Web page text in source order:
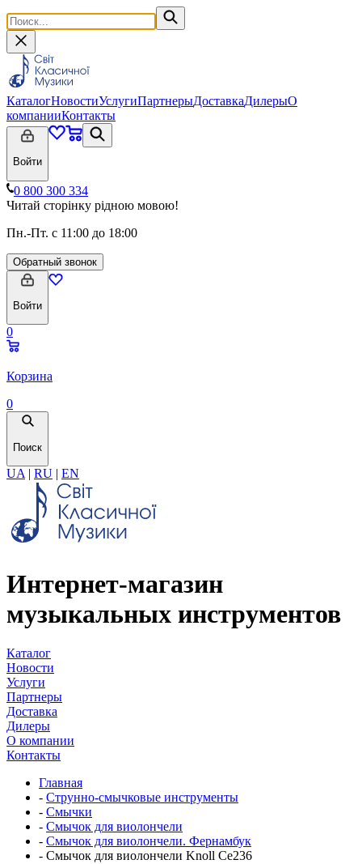
КаталогНовостиУслугиПартнерыДоставкаДилерыО
компанииКонтакты
Войти
0 800 300 334
Читай сторінку рідною мовою!
Пн.-Пт. с 11:00 до 18:00
Обратный звонок
Войти
0
Корзина
0
Поиск
UA | RU | EN
Интернет-магазин
музыкальных инструментов
Каталог
Новости
Услуги
Партнеры
Доставка
Дилеры
О компании
Контакты
Главная
- Струнно-смычковые инструменты
- Смычки
- Смычок для виолончели
- Смычок для виолончели. Фернамбук
- Смычок для виолончели Knoll Ce236